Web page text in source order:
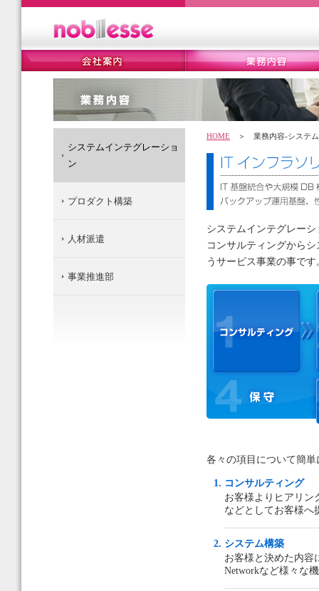
HOME ＞ 業務内容-システム
システムインテグレー
コンサルティングから
うサービス事業の事です
各々の項目について簡
コンサルティング
お客様よりヒアリン
などとしてお客様へ
システム構築
お客様と決めた内容
Networkなど様々な
システムインテグレーショ
ン
プロダクト構築
人材派遣
事業推進部